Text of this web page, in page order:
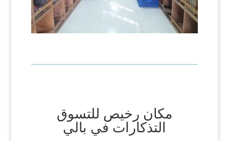
مكان رخيص للتسوق
التذكارات في بالي